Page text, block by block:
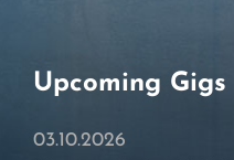
Upcoming Gigs
03.10.2026